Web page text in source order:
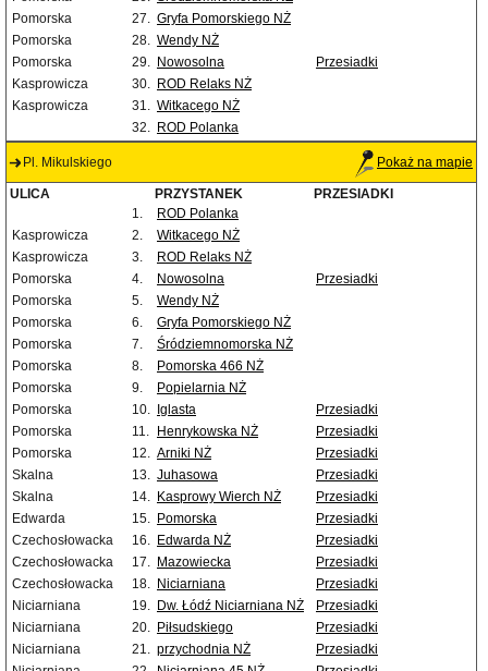
Pomorska
27. Gryfa Pomorskiego NŻ
Pomorska
28. Wendy NŻ
Pomorska
29. Nowosolna
Przesiadki
Kasprowicza
30. ROD Relaks NŻ
Kasprowicza
31. Witkacego NŻ
32. ROD Polanka
Pl. Mikulskiego Pokaż na mapie
ULICA PRZYSTANEK
PRZESIADKI
1.
ROD Polanka
Kasprowicza
2.
Witkacego NŻ
Kasprowicza
3.
ROD Relaks NŻ
Pomorska
4. Nowosolna
Przesiadki
Pomorska
5.
Wendy NŻ
Pomorska
6.
Gryfa Pomorskiego NŻ
Pomorska
7.
Śródziemnomorska NŻ
Pomorska
8.
Pomorska 466 NŻ
Pomorska
9.
Popielarnia NŻ
Pomorska
10. Iglasta
Przesiadki
Pomorska
11. Henrykowska NŻ
Przesiadki
Pomorska
12. Arniki NŻ
Przesiadki
Skalna
13. Juhasowa
Przesiadki
Skalna
14. Kasprowy Wierch NŻ
Przesiadki
Edwarda
15. Pomorska
Przesiadki
Czechosłowacka
16. Edwarda NŻ
Przesiadki
Czechosłowacka
17. Mazowiecka
Przesiadki
Czechosłowacka
18. Niciarniana
Przesiadki
Niciarniana
19. Dw. Łódź Niciarniana NŻ
Przesiadki
Niciarniana
20. Piłsudskiego
Przesiadki
Niciarniana
21. przychodnia NŻ
Przesiadki